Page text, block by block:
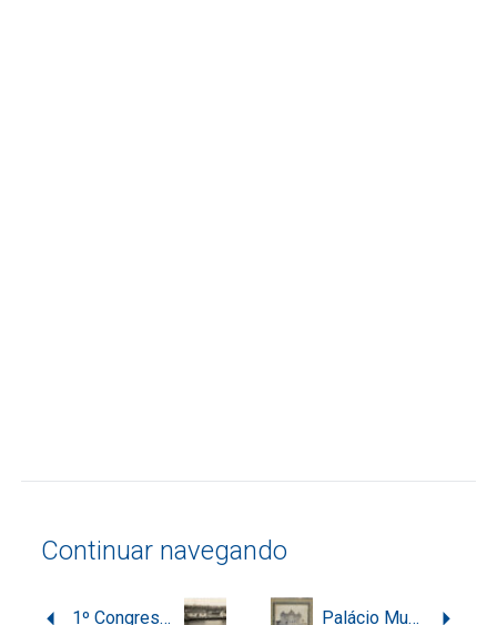
Continuar navegando
1º Congresso Jurídico Universitário: Chegada da delegação ao Cais do Porto, na Bahia Palácio Municipal, em Itajaí